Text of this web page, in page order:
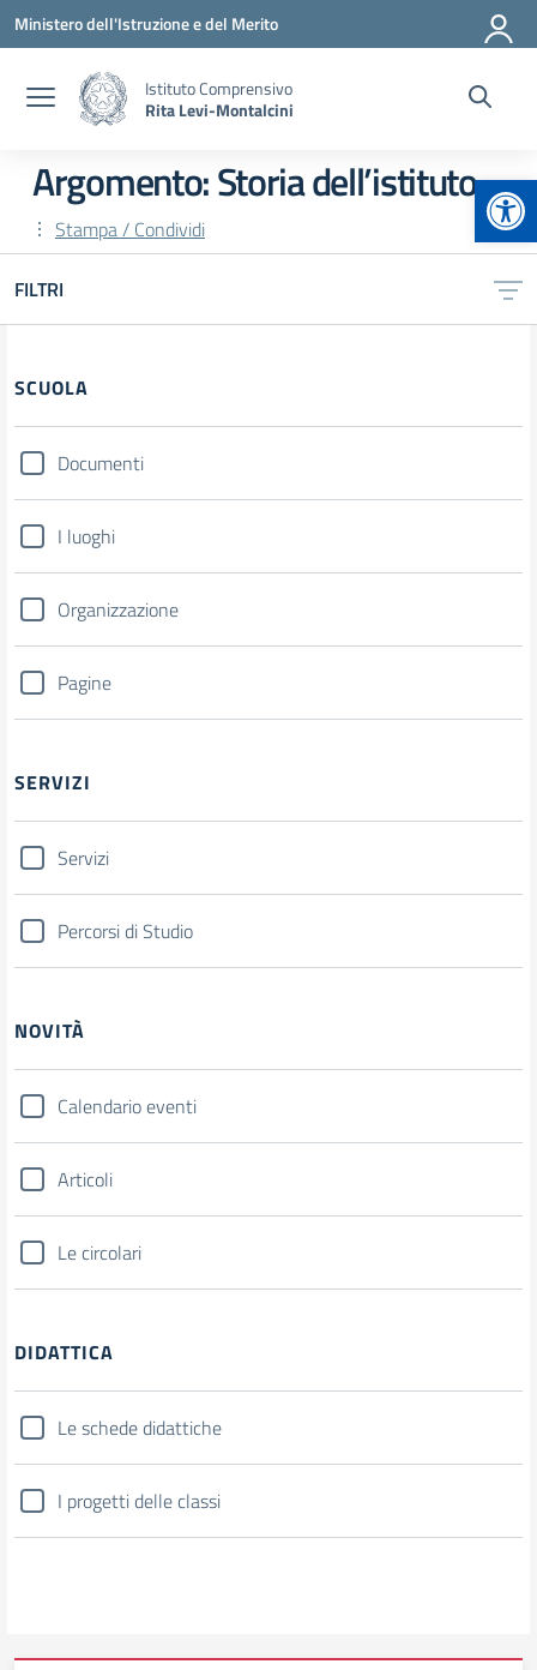
Vai ai contenuti
Vai al menu di navigazione
Vai al footer
Ministero dell'Istruzione e del Merito
Istituto Comprensivo
Rita Levi-Montalcini
Argomento: Storia dell’istituto
Stampa / Condividi
FILTRI
Filtri
SCUOLA
Documenti
I luoghi
Organizzazione
Pagine
SERVIZI
Servizi
Percorsi di Studio
NOVITÀ
Calendario eventi
Articoli
Le circolari
DIDATTICA
Le schede didattiche
I progetti delle classi